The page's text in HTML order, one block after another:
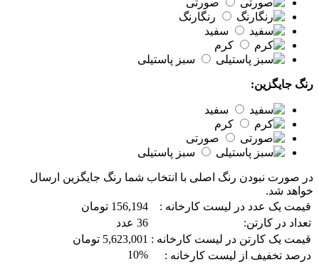
صورتی
رنگارنگ
سفید
کرم
سبز پاستیلی
رنگ جایگزین:
سفید
کرم
صورتی
سبز پاستیلی
در صورت نبودن رنگ اصلی با انتخاب شما رنگ جایگزین ارسال
خواهد شد.
قیمت یک عدد در لیست کارخانه :
156,194 تومان
تعداد در کارتن:
36 عدد
قیمت یک کارتن در لیست کارخانه : 5,623,001 تومان
درصد تخفیف از لیست کارخانه :
10%